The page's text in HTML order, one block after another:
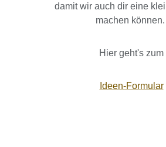
damit wir auch dir eine
machen können.
Hier geht's zum
Ideen-Formular